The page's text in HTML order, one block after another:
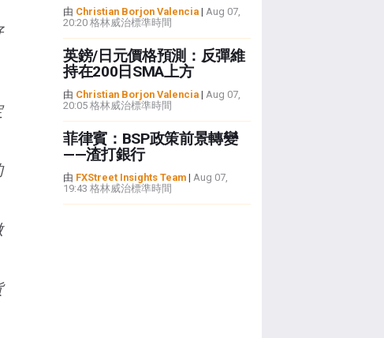
由 Christian Borjon Valencia| Aug 07,
20:20 格林威治標準時間
英鎊/日元價格預測：反彈維
持在200日SMA上方
由 Christian Borjon Valencia| Aug 07,
20:05 格林威治標準時間
菲律賓：BSP政策前景轉變
——渣打銀行
由 FXStreet Insights Team| Aug 07,
19:43 格林威治標準時間